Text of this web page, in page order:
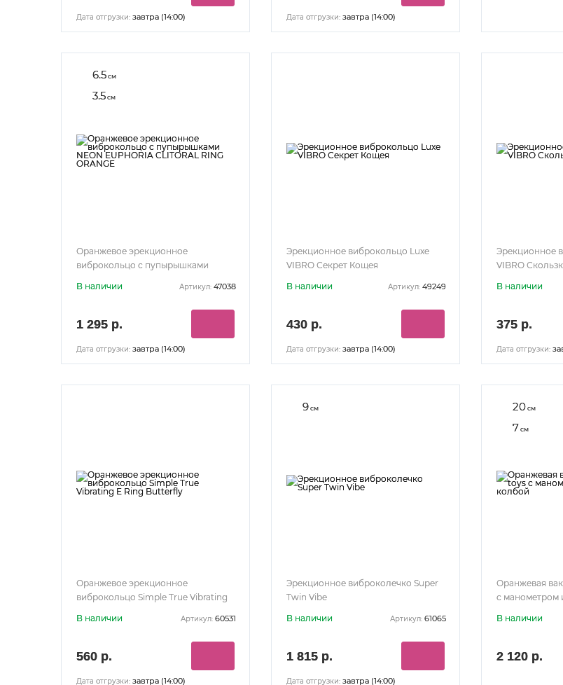
Дата отгрузки: завтра (14:00) Дата отгрузки: завтра (14:00)
6.5см
3.5см
Оранжевое эрекционное
виброкольцо с пупырышками
В наличии Артикул: 47038
1 295 р.
Дата отгрузки: завтра (14:00)
Эрекционное виброкольцо Luxe
VIBRO Секрет Кощея
В наличии
Артикул: 49249
430 р.
Дата отгрузки: завтра (14:00)
Эрекционное
VIBRO
В наличии
375 р.
Дата отгрузки:
Оранжевое эрекционное
виброкольцо Simple True Vibrating
В наличии Артикул: 60531
560 р.
Дата отгрузки: завтра (14:00)
9см
Эрекционное виброколечко Super
Twin Vibe
В наличии
Артикул: 61065
1 815 р.
Дата отгрузки: завтра (14:00)
20см
7см
Оранжевая
с манометром
В наличии
2 120 р.